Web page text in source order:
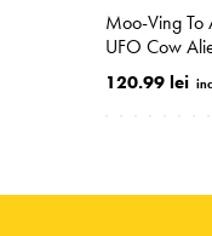
Moo-Ving To
UFO Cow
120.99 lei